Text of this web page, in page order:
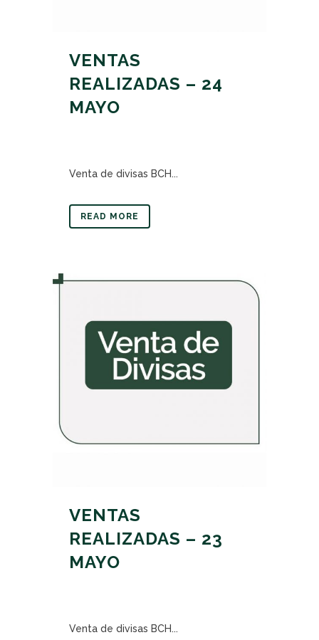
VENTAS
REALIZADAS – 24
MAYO
Venta de divisas BCH...
READ MORE
VENTAS
REALIZADAS – 23
MAYO
Venta de divisas BCH...